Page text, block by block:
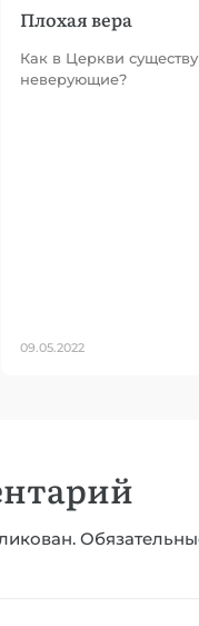
Плохая вера
Как в Церкви
неверующие?
09.05.2022